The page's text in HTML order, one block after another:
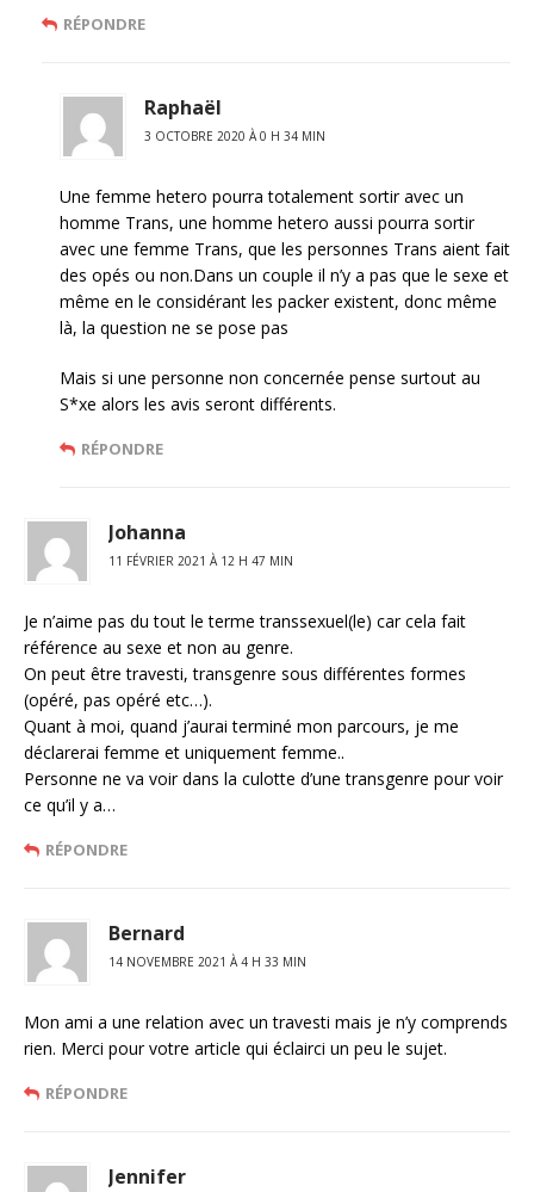
RÉPONDRE
Raphaël
3 OCTOBRE 2020 À 0 H 34 MIN
Une femme hetero pourra totalement sortir avec un
homme Trans, une homme hetero aussi pourra sortir
avec une femme Trans, que les personnes Trans aient fait
des opés ou non.Dans un couple il n’y a pas que le sexe et
même en le considérant les packer existent, donc même
là, la question ne se pose pas
Mais si une personne non concernée pense surtout au
S*xe alors les avis seront différents.
RÉPONDRE
Johanna
11 FÉVRIER 2021 À 12 H 47 MIN
Je n’aime pas du tout le terme transsexuel(le) car cela fait
référence au sexe et non au genre.
On peut être travesti, transgenre sous différentes formes
(opéré, pas opéré etc…).
Quant à moi, quand j’aurai terminé mon parcours, je me
déclarerai femme et uniquement femme..
Personne ne va voir dans la culotte d’une transgenre pour voir
ce qu’il y a…
RÉPONDRE
Bernard
14 NOVEMBRE 2021 À 4 H 33 MIN
Mon ami a une relation avec un travesti mais je n’y comprends
rien. Merci pour votre article qui éclairci un peu le sujet.
RÉPONDRE
Jennifer